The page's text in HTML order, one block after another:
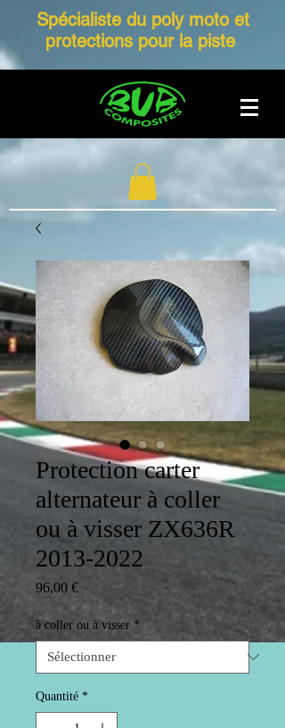
Spécialiste du poly moto et
protections pour la piste
Protection carter
alternateur à coller
ou à visser ZX636R
2013-2022
96,00 €Prix
à coller ou à visser *
Quantité *